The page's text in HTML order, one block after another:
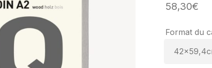
58,30€
Format du